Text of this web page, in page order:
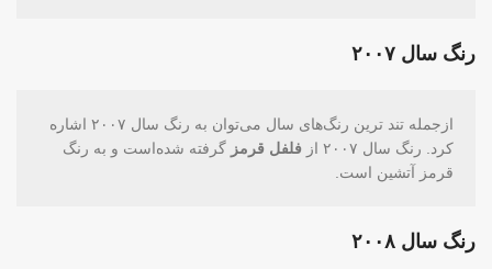
رنگ سال ۲۰۰۷
ازجمله تند ترین رنگ‌های سال می‌توان به رنگ سال ۲۰۰۷ اشاره
کرد. رنگ سال ۲۰۰۷ از
فلفل قرمز گرفته شده‌است و به رنگ
قرمز آتشین است.
رنگ سال ۲۰۰۸